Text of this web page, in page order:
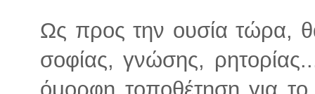
Ως προς την ουσία τώρα,
σοφίας, γνώσης,
όμορφη τοποθέτηση για το